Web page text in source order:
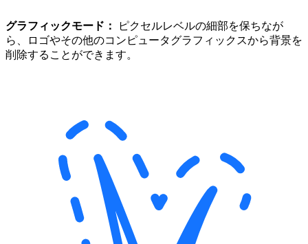
グラフィックモード：
ピクセルレベルの細部を保ちなが
ら、ロゴやその他のコンピュータグラフィックスから背景を
削除することができます。